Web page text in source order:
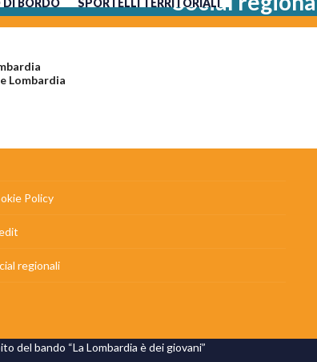
DI BORDO SPORTELLI TERRITORIALI
Lombardia
Policy
regionali
del bando “La Lombardia è dei giovani”